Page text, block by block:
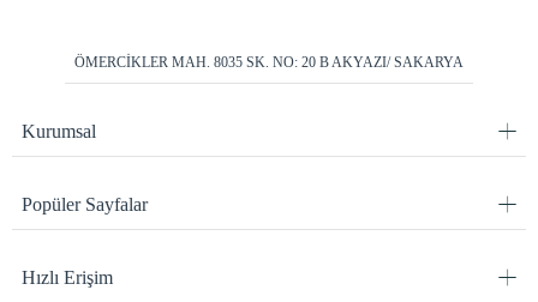
ÖMERCİKLER MAH. 8035 SK. NO: 20 B AKYAZI/ SAKARYA
Kurumsal
Popüler Sayfalar
Hızlı Erişim